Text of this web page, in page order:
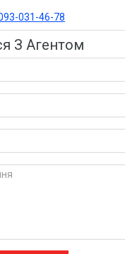
031-46-78
З Агентом